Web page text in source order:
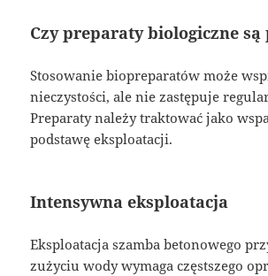
Czy preparaty biologiczne są
Stosowanie biopreparatów może
nieczystości, ale nie zastępuje
Preparaty należy traktować jako
podstawę eksploatacji.
Intensywna eksploatacja
Eksploatacja szamba betonowego
zużyciu wody wymaga częstszego